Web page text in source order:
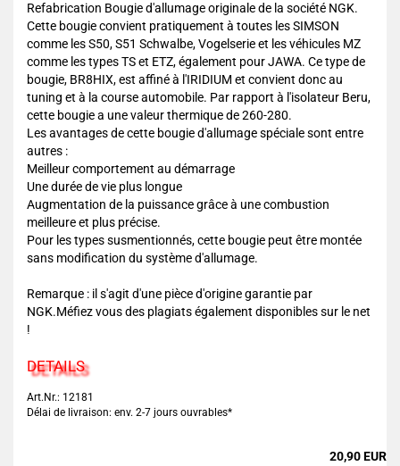
Refabrication Bougie d'allumage originale de la société NGK.
Cette bougie convient pratiquement à toutes les SIMSON
comme les S50, S51 Schwalbe, Vogelserie et les véhicules MZ
comme les types TS et ETZ, également pour JAWA. Ce type de
bougie, BR8HIX, est affiné à l'IRIDIUM et convient donc au
tuning et à la course automobile. Par rapport à l'isolateur Beru,
cette bougie a une valeur thermique de 260-280.
Les avantages de cette bougie d'allumage spéciale sont entre
autres :
Meilleur comportement au démarrage
Une durée de vie plus longue
Augmentation de la puissance grâce à une combustion
meilleure et plus précise.
Pour les types susmentionnés, cette bougie peut être montée
sans modification du système d'allumage.
Remarque : il s'agit d'une pièce d'origine garantie par
NGK.Méfiez vous des plagiats également disponibles sur le net
!
DETAILS
Art.Nr.: 12181
Délai de livraison: env. 2-7 jours ouvrables*
20,90 EUR